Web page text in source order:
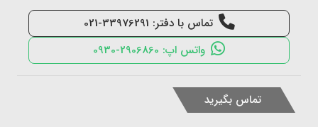
تماس با دفتر: 33976291-021
واتس اپ: 2906860-0930
تماس بگیرید